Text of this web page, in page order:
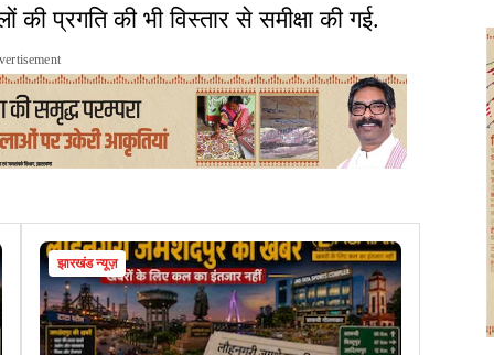
की प्रगति की भी विस्तार से समीक्षा की गई.
झारखंड न्यूज़